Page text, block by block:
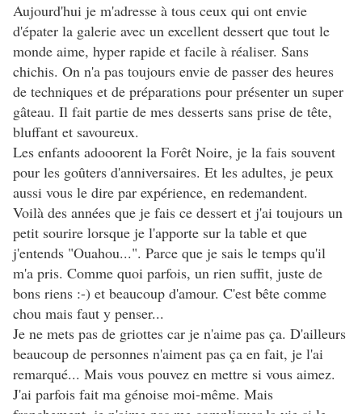
Aujourd'hui je m'adresse à tous ceux qui ont envie
d'épater la galerie avec un excellent dessert que tout le
monde aime, hyper rapide et facile à réaliser. Sans
chichis. On n'a pas toujours envie de passer des heures
de techniques et de préparations pour présenter un super
gâteau. Il fait partie de mes desserts sans prise de tête,
bluffant et savoureux.
Les enfants adooorent la Forêt Noire, je la fais souvent
pour les goûters d'anniversaires. Et les adultes, je peux
aussi vous le dire par expérience, en redemandent.
Voilà des années que je fais ce dessert et j'ai toujours un
petit sourire lorsque je l'apporte sur la table et que
j'entends "Ouahou...". Parce que je sais le temps qu'il
m'a pris. Comme quoi parfois, un rien suffit, juste de
bons riens :-) et beaucoup d'amour. C'est bête comme
chou mais faut y penser...
Je ne mets pas de griottes car je n'aime pas ça. D'ailleurs
beaucoup de personnes n'aiment pas ça en fait, je l'ai
remarqué... Mais vous pouvez en mettre si vous aimez.
J'ai parfois fait ma génoise moi-même. Mais